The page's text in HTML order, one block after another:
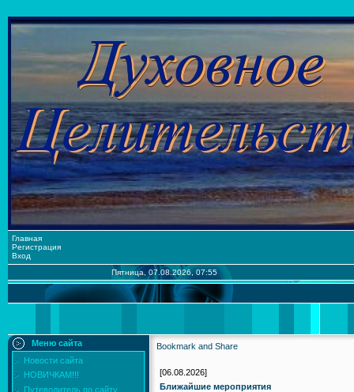
Главная
Регистрация
Вход
Пятница, 07.08.2026, 07:55
Меню сайта
Новости сайта
НОВИЧКАМ!!!
Путеводитель по сайту
[06.08.2026]
Ближайшие мероприятия